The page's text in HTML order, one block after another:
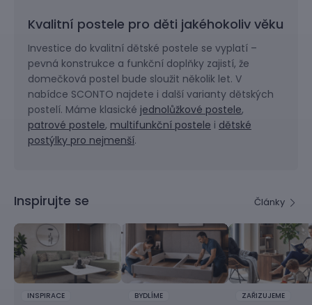
Kvalitní postele pro děti jakéhokoliv věku
Investice do kvalitní dětské postele se vyplatí –
pevná konstrukce a funkční doplňky zajistí, že
domečková postel bude sloužit několik let. V
nabídce SCONTO najdete i další varianty dětských
postelí. Máme klasické jednolůžkové postele,
patrové postele, multifunkční postele i dětské
postýlky pro nejmenší.
Inspirujte se Články
INSPIRACE BYDLÍME ZAŘIZUJEME